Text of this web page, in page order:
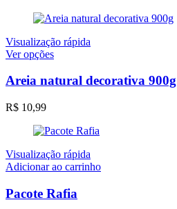
Visualização rápida
Ver opçõesEste
tem
opções
ser
escolhidas
página
do
Areia natural decorativa 900g
R$ 10,99
Visualização rápida
Adicionar ao carrinho
Pacote Rafia